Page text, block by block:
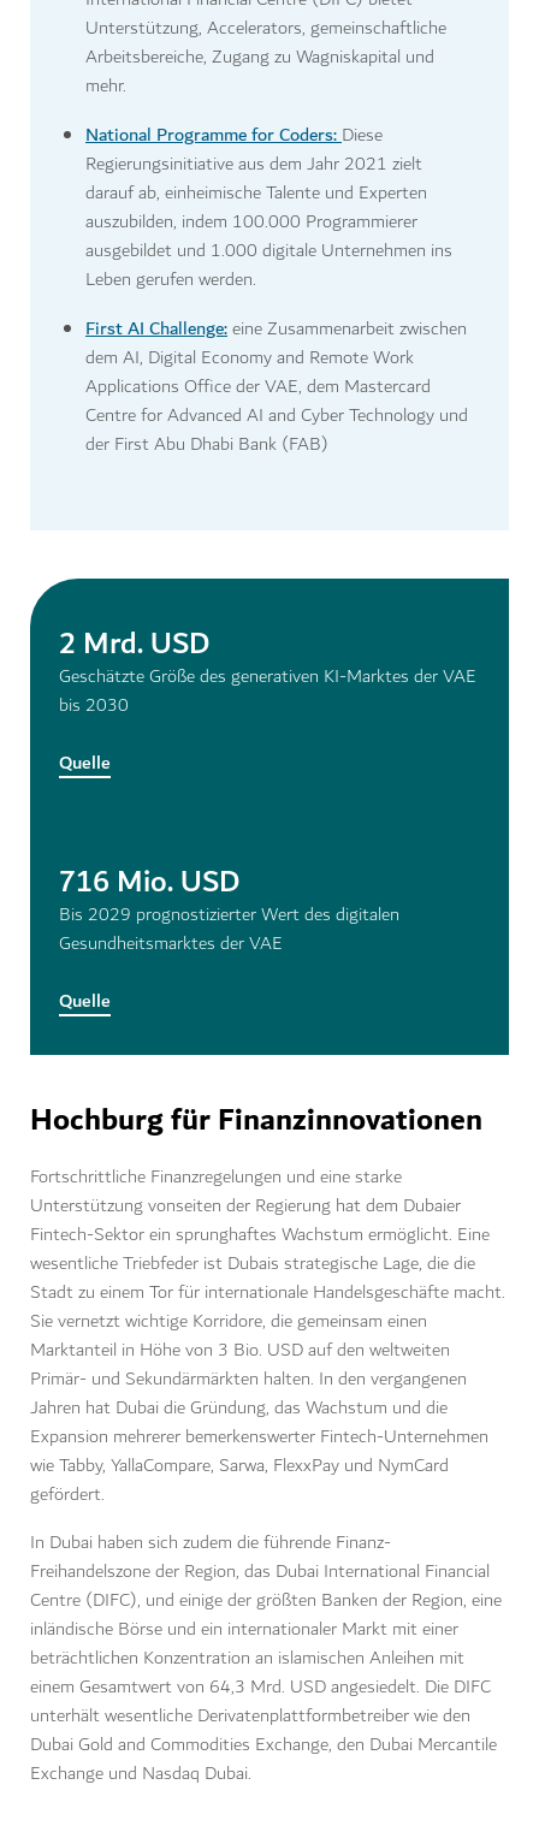
Unterstützung, Accelerators, gemeinschaftliche
Arbeitsbereiche, Zugang zu Wagniskapital und
mehr.
National Programme for Coders:Diese
Regierungsinitiative aus dem Jahr 2021 zielt
darauf ab, einheimische Talente und Experten
auszubilden, indem 100.000 Programmierer
ausgebildet und 1.000 digitale Unternehmen ins
Leben gerufen werden.
First AI Challenge:eine Zusammenarbeit zwischen
dem AI, Digital Economy and Remote Work
Applications Office der VAE, dem Mastercard
Centre for Advanced AI and Cyber Technology und
der First Abu Dhabi Bank (FAB)
2 Mrd. USD
Geschätzte Größe des generativen KI-Marktes der VAE
bis 2030
Quelle
716 Mio. USD
Bis 2029 prognostizierter Wert des digitalen
Gesundheitsmarktes der VAE
Quelle
Hochburg für Finanzinnovationen
Fortschrittliche Finanzregelungen und eine starke
Unterstützung vonseiten der Regierung hat dem Dubaier
Fintech-Sektor ein sprunghaftes Wachstum ermöglicht. Eine
wesentliche Triebfeder ist Dubais strategische Lage, die die
Stadt zu einem Tor für internationale Handelsgeschäfte macht.
Sie vernetzt wichtige Korridore, die gemeinsam einen
Marktanteil in Höhe von 3 Bio. USD auf den weltweiten
Primär- und Sekundärmärkten halten. In den vergangenen
Jahren hat Dubai die Gründung, das Wachstum und die
Expansion mehrerer bemerkenswerter Fintech-Unternehmen
wie Tabby, YallaCompare, Sarwa, FlexxPay und NymCard
gefördert.
In Dubai haben sich zudem die führende Finanz-
Freihandelszone der Region, das Dubai International Financial
Centre (DIFC), und einige der größten Banken der Region, eine
inländische Börse und ein internationaler Markt mit einer
beträchtlichen Konzentration an islamischen Anleihen mit
einem Gesamtwert von 64,3 Mrd. USD angesiedelt. Die DIFC
unterhält wesentliche Derivatenplattformbetreiber wie den
Dubai Gold and Commodities Exchange, den Dubai Mercantile
Exchange und Nasdaq Dubai.